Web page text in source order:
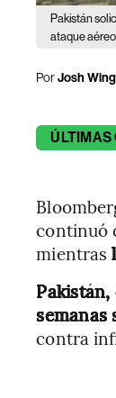
Pakistán
ataque
PorJosh
ÚLTIMAS
continuó
mientras
contra